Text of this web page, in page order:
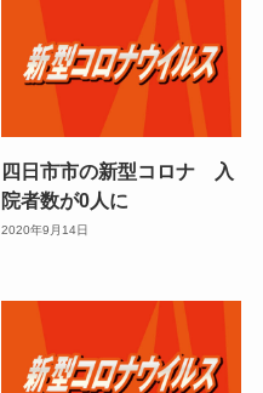
四日市市の新型コロナ 入
院者数が0人に
2020年9月14日